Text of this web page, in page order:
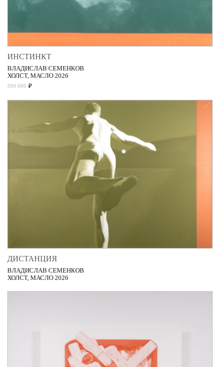
ИНСТИНКТ
ВЛАДИСЛАВ СЕМЕНКОВ
ХОЛСТ, МАСЛО 2026
200 000 ₽
ДИСТАНЦИЯ
ВЛАДИСЛАВ СЕМЕНКОВ
ХОЛСТ, МАСЛО 2026